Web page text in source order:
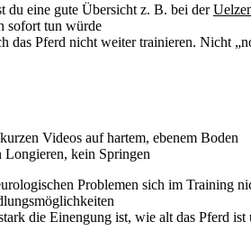
du eine gute Übersicht z. B. bei der
sofort tun würde
das Pferd nicht weiter trainieren. Nicht
Videos auf hartem, ebenem Boden
Longieren, kein Springen
Problemen sich im Training
die Einengung ist, wie alt das Pferd